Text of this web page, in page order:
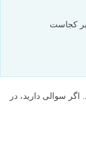
کجاست
سوالی دارید، در